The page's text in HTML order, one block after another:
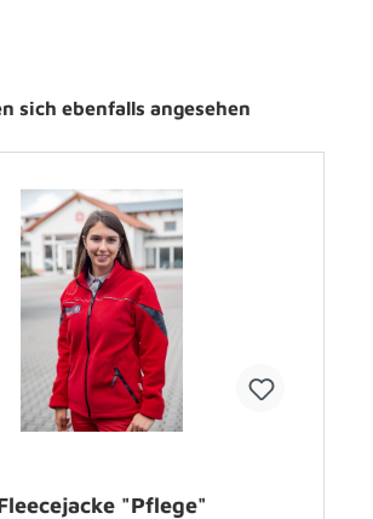
sich ebenfalls angesehen
"Pflege"